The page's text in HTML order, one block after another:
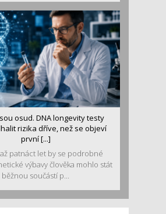
osud. DNA longevity testy
rizika dříve, než se objeví
první [...]
patnáct let by se podrobné
výbavy člověka mohlo stát
běžnou součástí p...